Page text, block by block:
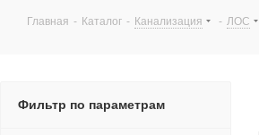
Главная - Каталог - Канализация - ЛОС
Фильтр по параметрам